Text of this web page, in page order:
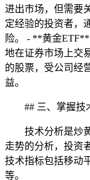
进出市场，但需要
定经验的投资者，
险。 - **黄金
地在证券市场上交
的股票，受公司经
益。
## 三、掌握技
技术分析是炒
走势的分析，投资
技术指标包括移动
等。